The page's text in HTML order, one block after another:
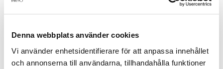
Denna webbplats använder cookies
Vi använder enhetsidentifierare för att anpassa innehållet
och annonserna till användarna, tillhandahålla funktioner
Massera lätt. Låt produkten stanna kvar och styla som
vanligt.
Shampoo ochConditionerför maximal fyllighet.
• Synligt tätare hår efter fyra veckors daglig användning.